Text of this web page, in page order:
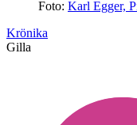
Foto: Karl Egger,
Krönika
Gilla